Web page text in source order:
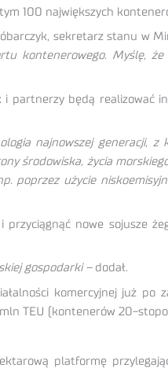
100 największych
sekretarz stanu w
kontenerowego. Myślę,
partnerzy będą realizować
najnowszej generacji, z
środowiska, życia
poprzez użycie
przyciągnąć nowe sojusze
gospodarki –dodał.
komercyjnej już po
TEU (kontenerów 20-
platformę